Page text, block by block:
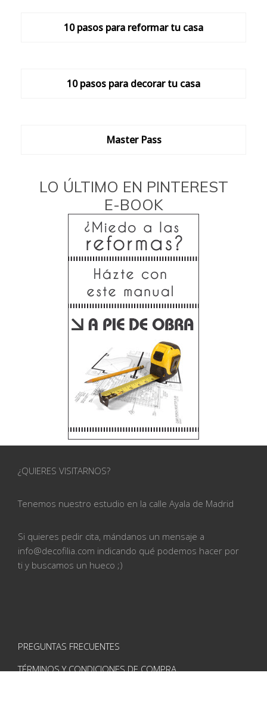
10 pasos para reformar tu casa
10 pasos para decorar tu casa
Master Pass
LO ÚLTIMO EN PINTEREST
E-BOOK
¿QUIERES VISITARNOS?
Tenemos nuestro estudio en la calle Ayala de Madrid
Si quieres pedir cita, mándanos un mensaje a
info@decofilia.com indicando qué podemos hacer por
ti y buscamos un hueco ;)
PREGUNTAS FRECUENTES
TÉRMINOS Y CONDICIONES DE COMPRA